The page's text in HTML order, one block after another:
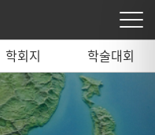
학회지 학술대회